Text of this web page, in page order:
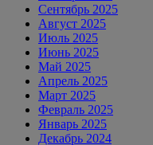
Сентябрь 2025
Август 2025
Июль 2025
Июнь 2025
Май 2025
Апрель 2025
Март 2025
Февраль 2025
Январь 2025
Декабрь 2024